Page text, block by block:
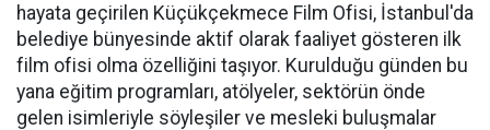
hayata geçirilen Küçükçekmece Film Ofisi, İstanbul'da
belediye bünyesinde aktif olarak faaliyet gösteren ilk
film ofisi olma özelliğini taşıyor. Kurulduğu günden bu
yana eğitim programları, atölyeler, sektörün önde
gelen isimleriyle söyleşiler ve mesleki buluşmalar